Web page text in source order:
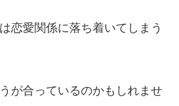
恋愛関係に落ち着いてしまう
が合っているのかもしれませ